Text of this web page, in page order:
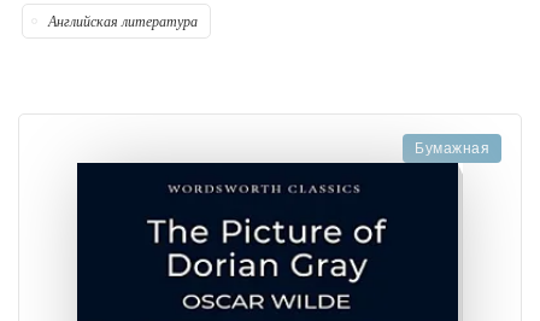
Английская литература
Бумажная